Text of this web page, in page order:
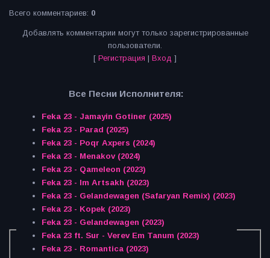
Всего комментариев: 0
Добавлять комментарии могут только зарегистрированные
пользователи.
[ Регистрация | Вход ]
Все Песни Исполнителя:
Feka 23 - Jamayin Gotiner (2025)
Feka 23 - Parad (2025)
Feka 23 - Poqr Axpers (2024)
Feka 23 - Menakov (2024)
Feka 23 - Qameleon (2023)
Feka 23 - Im Artsakh (2023)
Feka 23 - Gelandewagen (Safaryan Remix) (2023)
Feka 23 - Kopek (2023)
Feka 23 - Gelandewagen (2023)
Feka 23 ft. Sur - Verev Em Tanum (2023)
Feka 23 - Romantica (2023)